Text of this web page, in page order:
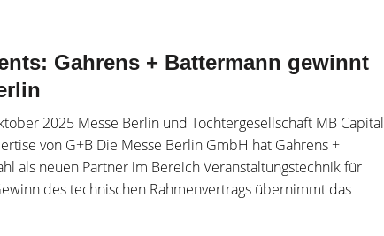
Gahrens + Battermann gewinnt
2025 Messe Berlin und Tochtergesellschaft MB Capital
von G+B Die Messe Berlin GmbH hat Gahrens +
als neuen Partner im Bereich Veranstaltungstechnik für
des technischen Rahmenvertrags übernimmt das